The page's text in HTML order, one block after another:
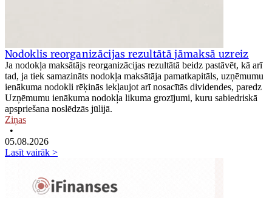
Nodoklis reorganizācijas rezultātā jāmaksā uzreiz
Ja nodokļa maksātājs reorganizācijas rezultātā beidz pastāvēt, kā arī
tad, ja tiek samazināts nodokļa maksātāja pamatkapitāls, uzņēmumu
ienākuma nodokli rēķinās iekļaujot arī nosacītās dividendes, paredz
Uzņēmumu ienākuma nodokļa likuma grozījumi, kuru sabiedriskā
apspriešana noslēdzās jūlijā.
Ziņas
•
05.08.2026
Lasīt vairāk >